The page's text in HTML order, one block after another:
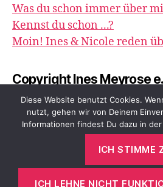
Was du schon immer über
Kennst du schon ...?
Moin! Ines & Nicole reden
Copyright Ines Meyrose
image&impression
Diese Website benutzt Cookies.
nutzt, gehen wir von Deinem
Informationen findest Du dazu in der
ICH STIMME
ICH LEHNE NICHT